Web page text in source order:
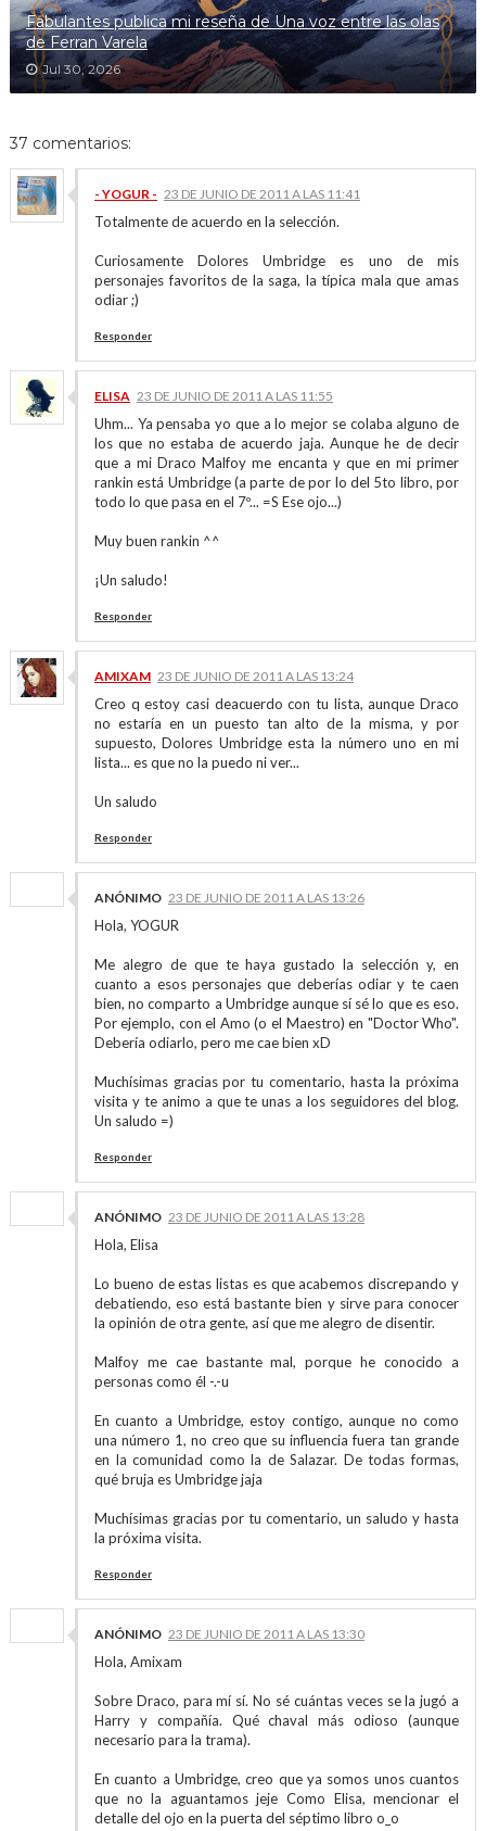
Fabulantes publica mi reseña de Una voz entre las olas
de Ferran Varela
Jul 30, 2026
37 comentarios:
- YOGUR - 23 DE JUNIO DE 2011 A LAS 11:41
Totalmente de acuerdo en la selección.
Curiosamente Dolores Umbridge es uno de mis
personajes favoritos de la saga, la típica mala que amas
odiar ;)
Responder
ELISA 23 DE JUNIO DE 2011 A LAS 11:55
Uhm... Ya pensaba yo que a lo mejor se colaba alguno de
los que no estaba de acuerdo jaja. Aunque he de decir
que a mi Draco Malfoy me encanta y que en mi primer
rankin está Umbridge (a parte de por lo del 5to libro, por
todo lo que pasa en el 7º... =S Ese ojo...)
Muy buen rankin ^^
¡Un saludo!
Responder
AMIXAM 23 DE JUNIO DE 2011 A LAS 13:24
Creo q estoy casi deacuerdo con tu lista, aunque Draco
no estaría en un puesto tan alto de la misma, y por
supuesto, Dolores Umbridge esta la número uno en mi
lista... es que no la puedo ni ver...
Un saludo
Responder
ANÓNIMO 23 DE JUNIO DE 2011 A LAS 13:26
Hola, YOGUR
Me alegro de que te haya gustado la selección y, en
cuanto a esos personajes que deberías odiar y te caen
bien, no comparto a Umbridge aunque sí sé lo que es eso.
Por ejemplo, con el Amo (o el Maestro) en "Doctor Who".
Debería odiarlo, pero me cae bien xD
Muchísimas gracias por tu comentario, hasta la próxima
visita y te animo a que te unas a los seguidores del blog.
Un saludo =)
Responder
ANÓNIMO 23 DE JUNIO DE 2011 A LAS 13:28
Hola, Elisa
Lo bueno de estas listas es que acabemos discrepando y
debatiendo, eso está bastante bien y sirve para conocer
la opinión de otra gente, así que me alegro de disentir.
Malfoy me cae bastante mal, porque he conocido a
personas como él -.-u
En cuanto a Umbridge, estoy contigo, aunque no como
una número 1, no creo que su influencia fuera tan grande
en la comunidad como la de Salazar. De todas formas,
qué bruja es Umbridge jaja
Muchísimas gracias por tu comentario, un saludo y hasta
la próxima visita.
Responder
ANÓNIMO 23 DE JUNIO DE 2011 A LAS 13:30
Hola, Amixam
Sobre Draco, para mí sí. No sé cuántas veces se la jugó a
Harry y compañía. Qué chaval más odioso (aunque
necesario para la trama).
En cuanto a Umbridge, creo que ya somos unos cuantos
que no la aguantamos jeje Como Elisa, mencionar el
detalle del ojo en la puerta del séptimo libro o_o